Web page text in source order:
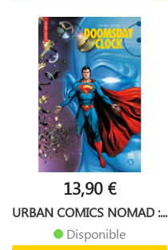
13,90 €
URBAN COMICS NOMAD :...
Disponible